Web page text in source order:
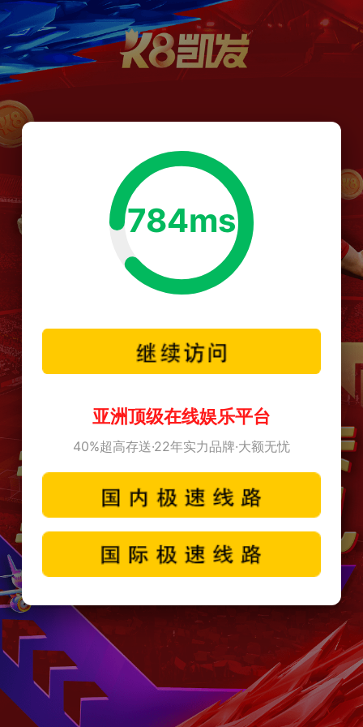
784ms
亚洲顶级在线娱乐平台
40%超高存送·22年实力品牌·大额无忧